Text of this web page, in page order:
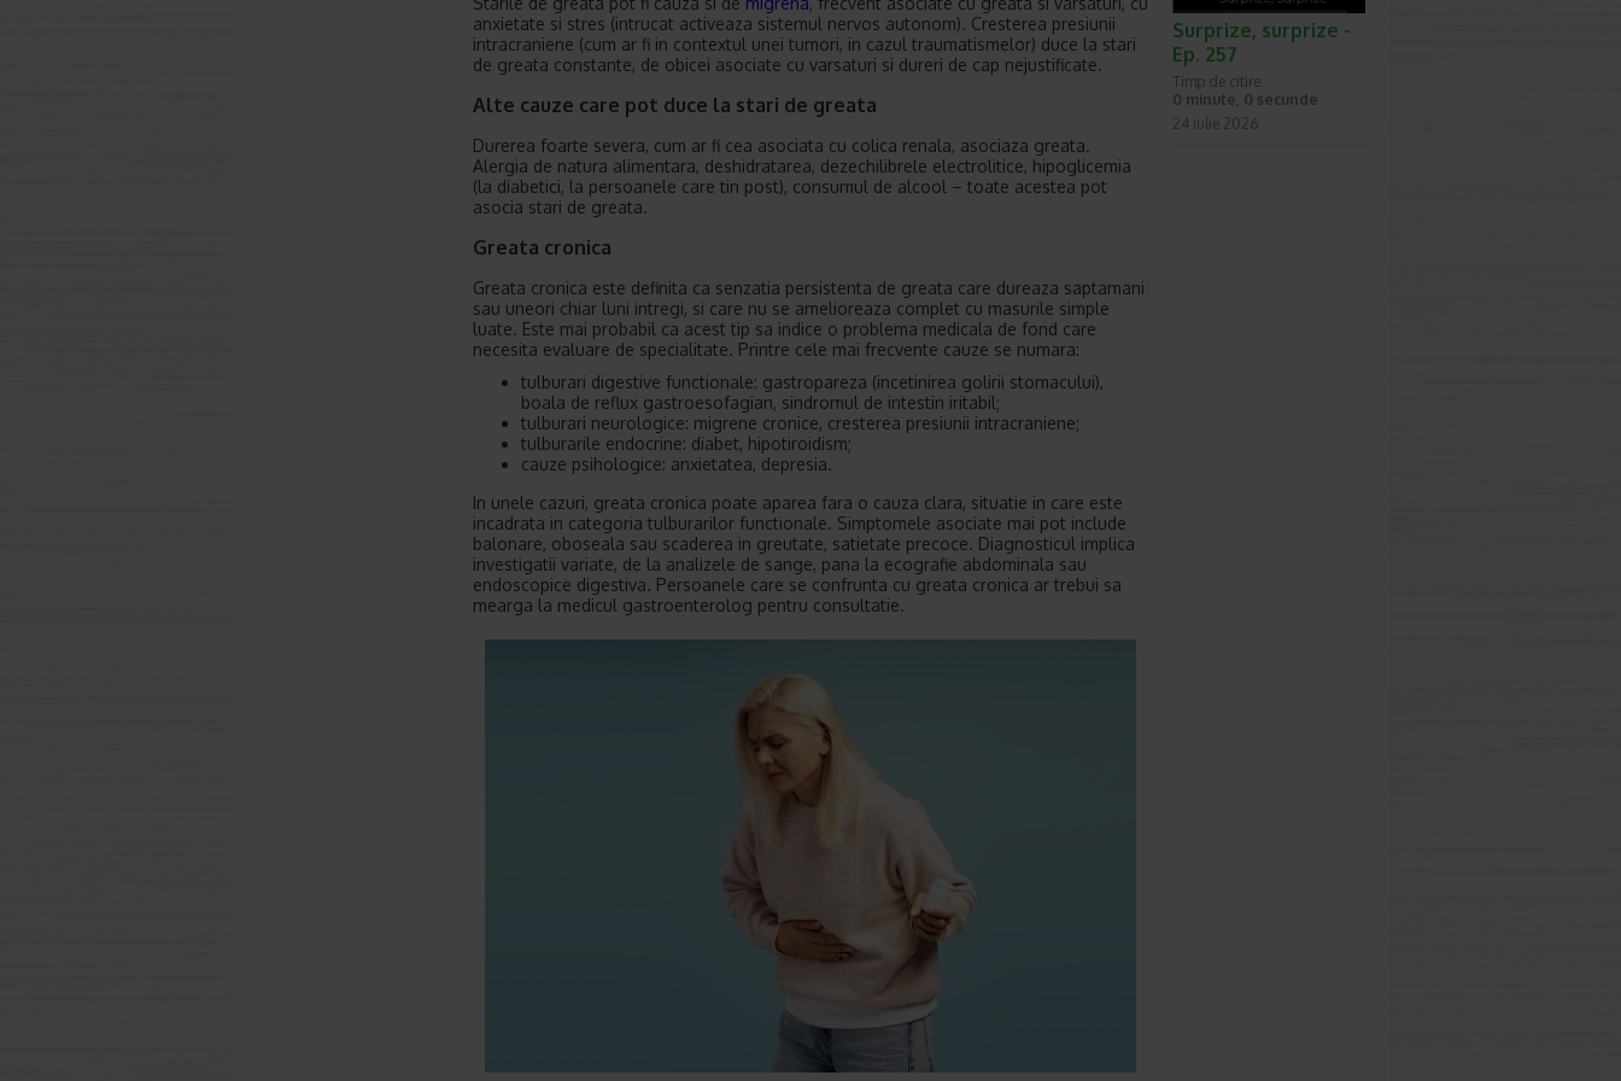
anxietate si stres (intrucat activeaza sistemul nervos autonom). Cresterea presiunii
intracraniene (cum ar fi in contextul unei tumori, in cazul traumatismelor) duce la stari
de greata constante, de obicei asociate cu varsaturi si dureri de cap nejustificate.
Alte cauze care pot duce la stari de greata
Durerea foarte severa, cum ar fi cea asociata cu colica renala, asociaza greata.
Alergia de natura alimentara, deshidratarea, dezechilibrele electrolitice, hipoglicemia
(la diabetici, la persoanele care tin post), consumul de alcool – toate acestea pot
asocia stari de greata.
Greata cronica
Greata cronica este definita ca senzatia persistenta de greata care dureaza saptamani
sau uneori chiar luni intregi, si care nu se amelioreaza complet cu masurile simple
luate. Este mai probabil ca acest tip sa indice o problema medicala de fond care
necesita evaluare de specialitate. Printre cele mai frecvente cauze se numara:
tulburari digestive functionale: gastropareza (incetinirea golirii stomacului),
boala de reflux gastroesofagian, sindromul de intestin iritabil;
tulburari neurologice: migrene cronice, cresterea presiunii intracraniene;
tulburarile endocrine: diabet, hipotiroidism;
cauze psihologice: anxietatea, depresia.
In unele cazuri, greata cronica poate aparea fara o cauza clara, situatie in care este
incadrata in categoria tulburarilor functionale. Simptomele asociate mai pot include
balonare, oboseala sau scaderea in greutate, satietate precoce. Diagnosticul implica
investigatii variate, de la analizele de sange, pana la ecografie abdominala sau
endoscopice digestiva. Persoanele care se confrunta cu greata cronica ar trebui sa
mearga la medicul gastroenterolog pentru consultatie.
Surprize, surprize -
Ep. 257
Timp de citire:
0 minute, 0 secunde
24 iulie 2026